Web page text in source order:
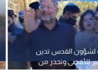
لشؤون القدس تدين
للأقصى وتحذر من